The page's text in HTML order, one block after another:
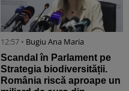
12:57 • Bugiu ⁠Ana Maria
Scandal în Parlament pe
Strategia biodiversității.
România riscă aproape un